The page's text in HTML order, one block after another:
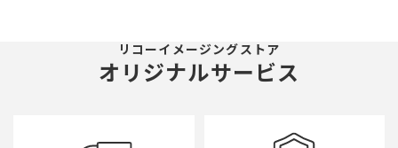
リコーイメージングストア
オリジナルサービス